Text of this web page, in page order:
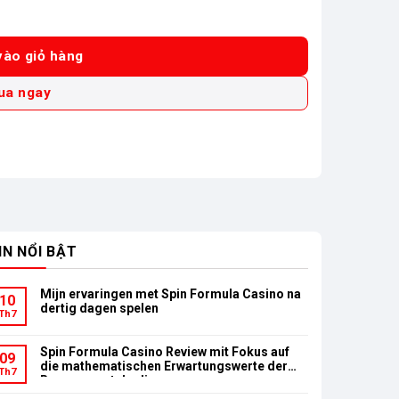
(18V) số lượng
giỏ hàng
ngay
NỔI BẬT
10
Mijn ervaringen met Spin Formula Casino na
dertig dagen spelen
09
Spin Formula Casino Review mit Fokus auf
die mathematischen Erwartungswerte der
Bonusumsatzbedingungen